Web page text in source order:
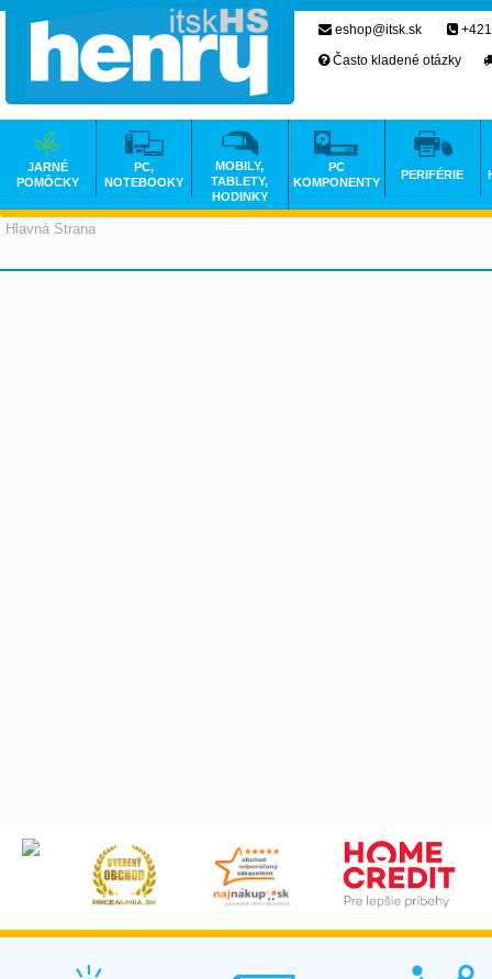
Hlavná Strana
eshop@itsk.sk
Často kladené otázky
JARNÉ
POMÔCKY
PC,
NOTEBOOKY
MOBILY,
TABLETY,
HODINKY
PC
KOMPONENTY
PERIFÉRIE